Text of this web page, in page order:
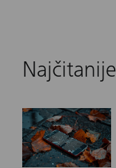
Najčitanije